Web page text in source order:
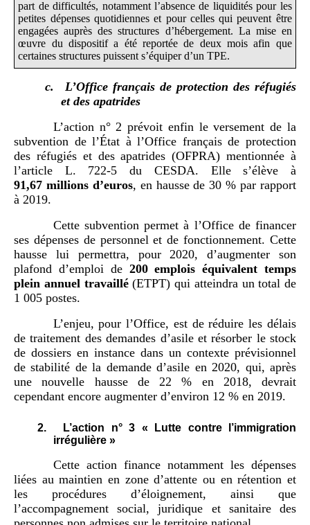
part de difficultés, notamment l’absence de liquidités pour les
petites dépenses quotidiennes et pour celles qui peuvent être
engagées auprès des structures d’hébergement. La mise en
œuvre du dispositif a été reportée de deux mois afin que
certaines structures puissent s’équiper d’un TPE.
c.
L’Office français de protection des réfugiés
et des apatrides
L’action n° 2 prévoit enfin le versement de la
subvention de l’État à l’Office français de protection
des réfugiés et des apatrides (OFPRA) mentionnée à
l’article L. 722-5 du CESDA. Elle s’élève à
91,67 millions d’euros, en hausse de 30 % par rapport
à 2019.
Cette subvention permet à l’Office de financer
ses dépenses de personnel et de fonctionnement. Cette
hausse lui permettra, pour 2020, d’augmenter son
plafond d’emploi de 200 emplois équivalent temps
plein annuel travaillé(ETPT) qui atteindra un total de
1 005 postes.
L’enjeu, pour l’Office, est de réduire les délais
de traitement des demandes d’asile et résorber le stock
de dossiers en instance dans un contexte prévisionnel
de stabilité de la demande d’asile en 2020, qui, après
une nouvelle hausse de 22 % en 2018, devrait
cependant encore augmenter d’environ 12 % en 2019.
2.
L’action n° 3 « Lutte contre l’immigration
irrégulière »
Cette action finance notamment les dépenses
liées au maintien en zone d’attente ou en rétention et
les procédures d’éloignement, ainsi que
l’accompagnement social, juridique et sanitaire des